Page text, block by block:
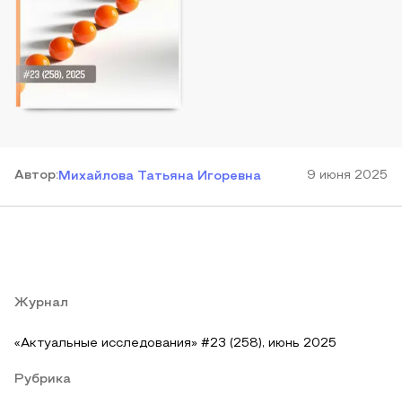
Автор:Михайлова Татьяна Игоревна 9 июня 2025
Журнал
«Актуальные исследования» #23 (258), июнь 2025
Рубрика